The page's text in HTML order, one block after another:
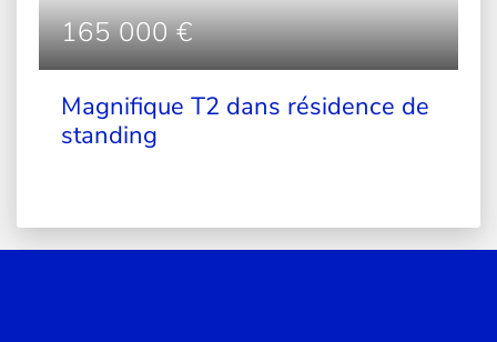
165 000 €
Magnifique T2 dans résidence de
standing